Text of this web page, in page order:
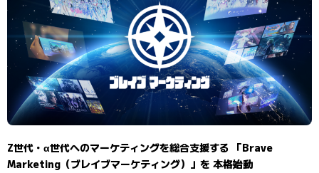
Z世代・α世代へのマーケティングを総合支援する 「Brave
Marketing（ブレイブマーケティング）」を 本格始動